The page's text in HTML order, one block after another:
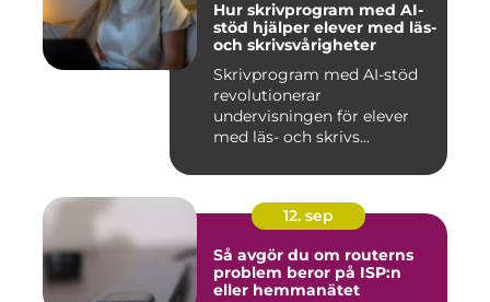
Hur skrivprogram med AI-
stöd hjälper elever med läs-
och skrivsvårigheter
Skrivprogram med AI-stöd
revolutionerar
undervisningen för elever
med läs- och skrivs...
12. sep
Så avgör du om routerns
problem beror på ISP:n
eller hemmanätet